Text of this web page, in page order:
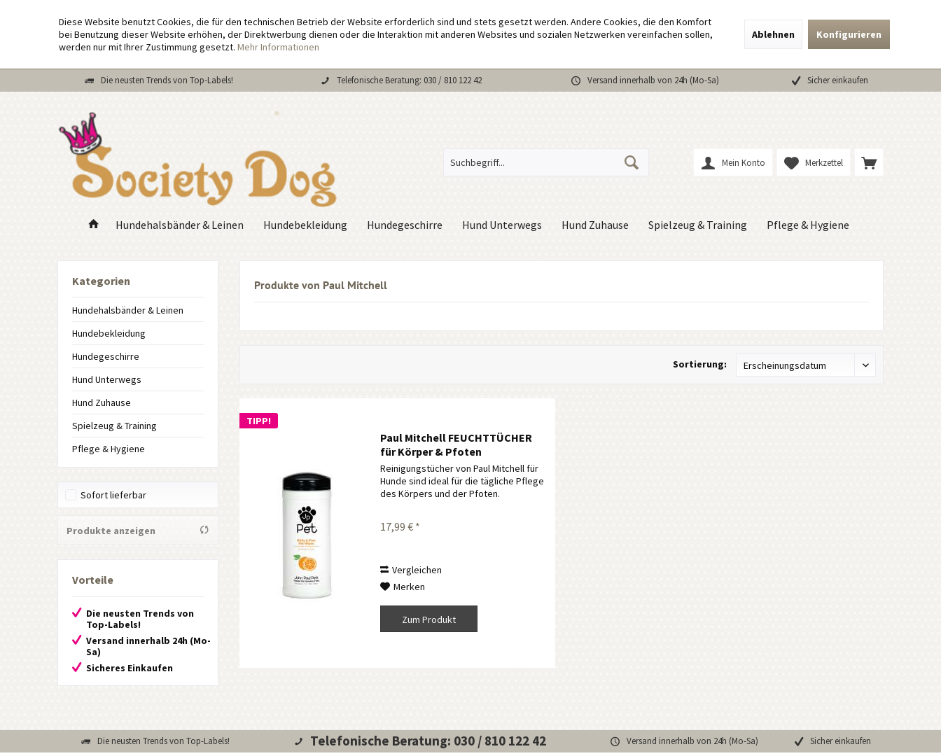
Diese Website benutzt Cookies, die für den technischen Betrieb der Website erforderlich sind und stets gesetzt werden. Andere Cookies, die den Komfort
bei Benutzung dieser Website erhöhen, der Direktwerbung dienen oder die Interaktion mit anderen Websites und sozialen Netzwerken vereinfachen sollen,
werden nur mit Ihrer Zustimmung gesetzt. Mehr Informationen
Ablehnen Konfigurieren
Die neusten Trends von Top-Labels! Telefonische Beratung: 030 / 810 122 42 Versand innerhalb von 24h (Mo-Sa) Sicher einkaufen
Merkzettel
Mein Konto
Hundehalsbänder & Leinen Hundebekleidung Hundegeschirre Hund Unterwegs Hund Zuhause Spielzeug & Training Pflege & Hygiene
Kategorien
Hundehalsbänder & Leinen
Hundebekleidung
Hundegeschirre
Hund Unterwegs
Hund Zuhause
Spielzeug & Training
Pflege & Hygiene
Sofort lieferbar
Produkte anzeigen
Vorteile
Die neusten Trends von
Top-Labels!
Versand innerhalb 24h (Mo-
Sa)
Sicheres Einkaufen
Produkte von Paul Mitchell
Sortierung:
TIPP!
Paul Mitchell FEUCHTTÜCHER
für Körper & Pfoten
Reinigungstücher von Paul Mitchell für
Hunde sind ideal für die tägliche Pflege
des Körpers und der Pfoten.
17,99 € *
Vergleichen
Merken
Zum Produkt
Die neusten Trends von Top-Labels! Telefonische Beratung: 030 / 810 122 42 Versand innerhalb von 24h (Mo-Sa) Sicher einkaufen